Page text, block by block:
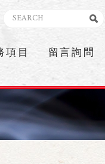
項目 留言詢問